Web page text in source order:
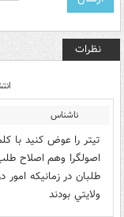
نظرات
ناشناس
تيتر را عوض كنيد با
اصولگرا وهم اصلاح
طلبان در زمانيكه امور
ولايتي بودند